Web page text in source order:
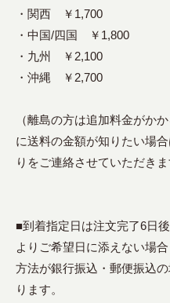
・関西 ￥1,700
・中国/四国 ￥1,800
・九州 ￥2,100
・沖縄 ￥2,700
（離島の方は追加料金がか
に送料の金額が知りたい場
りをご連絡させていただきま
■到着指定日は注文完了6日
よりご希望日に添えない場
方法が銀行振込・郵便振込
ります。